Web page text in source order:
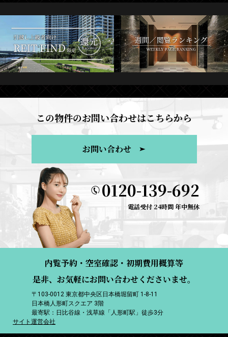
この物件のお問い合わせはこちらから
お問い合わせ
0120-139-692
電話受付 24時間 年中無休
内覧予約・空室確認・初期費用概算等
是非、お気軽にお問い合わせくださいませ。
〒103-0012 東京都中央区日本橋堀留町 1-8-11
日本橋人形町スクエア 3階
最寄駅：日比谷線・浅草線「人形町駅」徒歩3分
サイト運営会社